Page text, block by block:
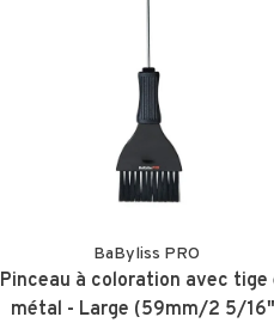
BaByliss PRO
Pinceau à coloration avec tige
métal - Large (59mm/2 5/